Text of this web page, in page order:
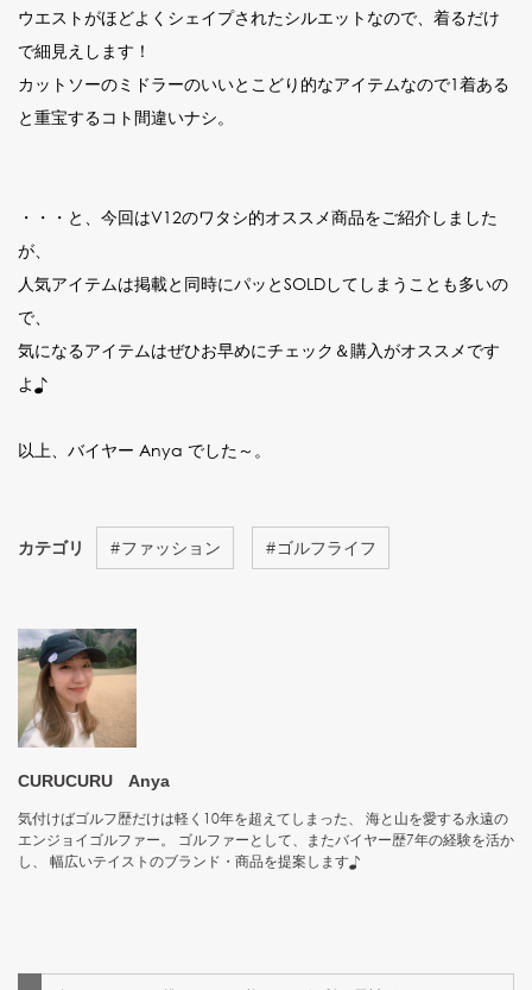
ウエストがほどよくシェイプされたシルエットなので、着るだけ
で細見えします！
カットソーのミドラーのいいとこどり的なアイテムなので1着ある
と重宝するコト間違いナシ。
・・・と、今回はV12のワタシ的オススメ商品をご紹介しました
が、
人気アイテムは掲載と同時にパッとSOLDしてしまうことも多いの
で、
気になるアイテムはぜひお早めにチェック＆購入がオススメです
よ♪
以上、バイヤー Anya でした～。
カテゴリ #ファッション #ゴルフライフ
CURUCURU Anya
気付けばゴルフ歴だけは軽く10年を超えてしまった、 海と山を愛する永遠の
エンジョイゴルファー。 ゴルファーとして、またバイヤー歴7年の経験を活か
し、 幅広いテイストのブランド・商品を提案します♪